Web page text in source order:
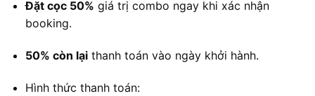
Đặt cọc 50% giá trị combo ngay khi xác nhận
booking.
50% còn lạithanh toán vào ngày khởi hành.
Hình thức thanh toán: